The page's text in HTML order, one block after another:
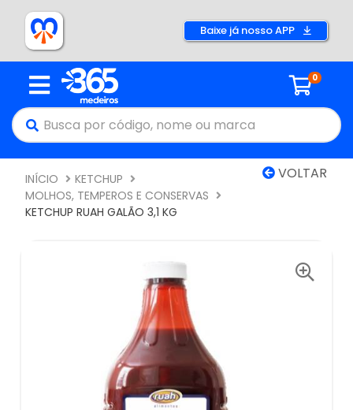
Baixe já nosso APP
0
VOLTAR
INÍCIO
KETCHUP
MOLHOS, TEMPEROS E CONSERVAS
KETCHUP RUAH GALÃO 3,1 KG